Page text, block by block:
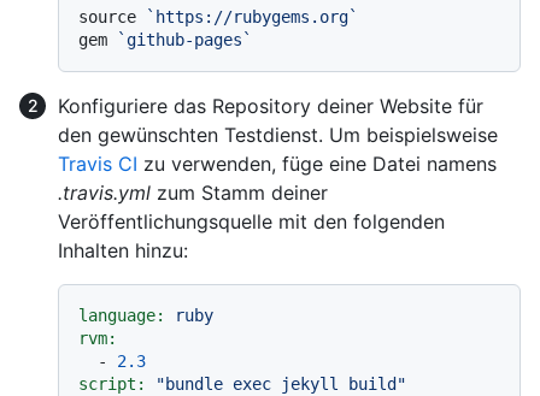
source
`https://rubygems.org`
gem
`github-pages`
Konfiguriere das Repository deiner Website für
den gewünschten Testdienst. Um beispielsweise
Travis CI zu verwenden, füge eine Datei namens
.travis.yml zum Stamm deiner
Veröffentlichungsquelle mit den folgenden
Inhalten hinzu:
language:
ruby
rvm:
-
2.3
script:
"bundle exec jekyll build"